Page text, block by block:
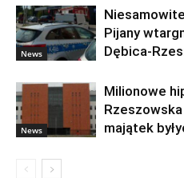
News
Pijany
Dębica-
News
Milionowe
majątek